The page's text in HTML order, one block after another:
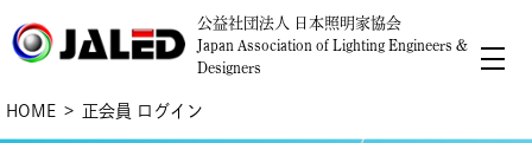
公益社団法人 日本照明家協会
Japan Association of Lighting Engineers &
Designers
HOME 正会員 ログイン